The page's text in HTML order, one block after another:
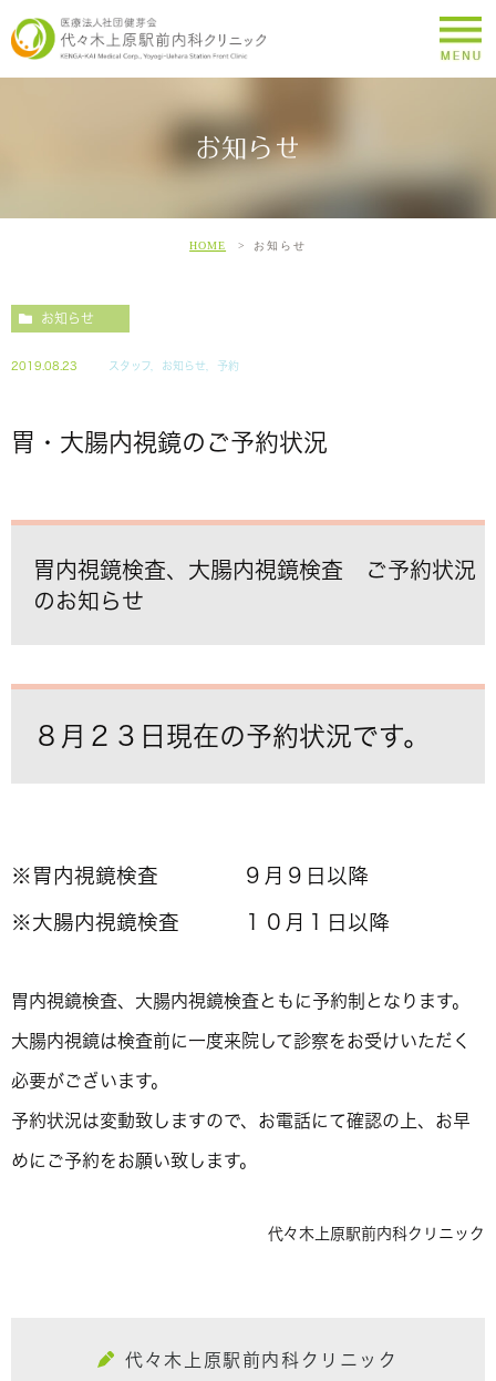
お知らせ
HOME お知らせ
お知らせ
2019.08.23 スタッフ，お知らせ，予約
胃・大腸内視鏡のご予約状況
胃内視鏡検査、大腸内視鏡検査 ご予約状況
のお知らせ
８月２３日現在の予約状況です。
※胃内視鏡検査 ９月９日以降
※大腸内視鏡検査 １０月１日以降
胃内視鏡検査、大腸内視鏡検査ともに予約制となります。
大腸内視鏡は検査前に一度来院して診察をお受けいただく
必要がございます。
予約状況は変動致しますので、お電話にて確認の上、お早
めにご予約をお願い致します。
代々木上原駅前内科クリニック
代々木上原駅前内科クリニック